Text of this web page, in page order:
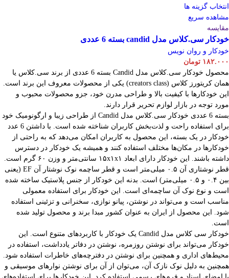
انتخاب گزینه ها
مشاهده سریع
مقایسه
خودکار سی.کلاس مدل candid بسته 6 عددی
خودکار و روان نویس
۱۸۲.۰۰۰ تومان
محصول خودکار سی.کلاس مدل Candid بسته 6 عددی از برند سی.کلاس یا
همان کریتورز کلاس (creators class) یکی از محصولات معروف این برند است.
این خودکارها با کیفیت بالا و طراحی مدرن خود، جزو محصولات محبوب و
مورد توجه در بازار لوازم تحریر قرار دارند.
بسته 6 عددی خودکار سی.کلاس مدل Candid از طراحی زیبا و ارگونومیک خود
برای استفاده راحت و لذت‌بخش کاربران شناخته شده است. با داشتن 6 عدد
خودکار در یک بسته، این محصول به کاربران امکان می‌دهد که به راحتی از
خودکارها در مکان‌ها مختلف استفاده کنند و همیشه یک خودکار در دسترس
داشته باشند. این خودکار دارای ابعاد ۱۵x۱x۱ سانتی‌متر و وزن ۶۰ گرم است.
قطر نوشتاری آن ۰.۵ میلی‌متر است و قطر ساچمه نوک نوشتار آن EF (یعنی
بین ۰.۴ و ۰.۵ میلی‌متر) است. بدنه این خودکار از جنس پلاستیک ساخته شده
است و نوع نوک آن ساچمه‌ای است. این خودکار برای استفاده معمولی
مناسب است و می‌تواند در نوشتن، پیانو نوازی، سخنرانی و تزئینی استفاده
شود. این محصول از ایران به عنوان کشور مبدا برند و محصول تولید شده
است.
خودکار سی کلاس مدل Candid یک خودکار با کاربردهای متنوع است. این
خودکار می‌تواند برای نوشتن روزمره، نوشتن در دفاتر یادداشت، استفاده در
محیط‌های اداری و همچنین برای نوشتن در دفترچه‌های خاطرات استفاده شود.
همچنین به دلیل نوک نازک آن، می‌توان از آن برای نوشتن نوارهای موسیقی و